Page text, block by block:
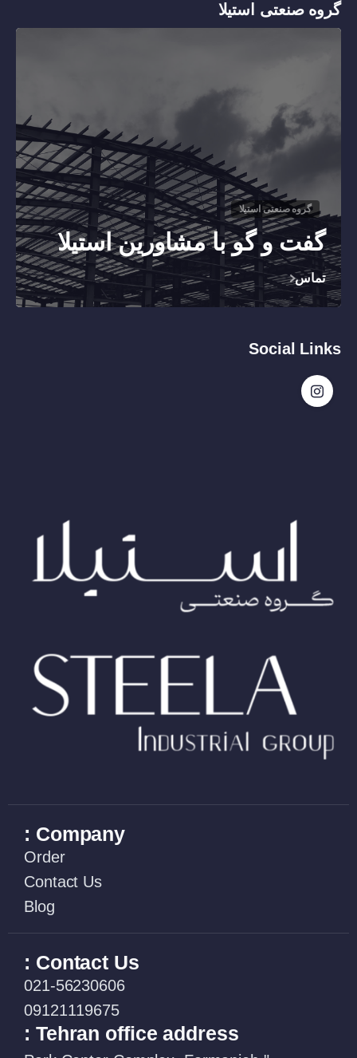
گروه صنعتی استیلا
گروه صنعتی استیلا
گفت و گو با مشاورین استیلا
تماس
Social Links
Company :
Order
Contact Us
Blog
Contact Us :
021-56230606
09121119675
Tehran office address :